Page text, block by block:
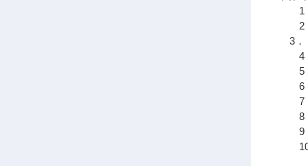
1．
2．
3．
4．
5．
6．
7．
8．
9．
10